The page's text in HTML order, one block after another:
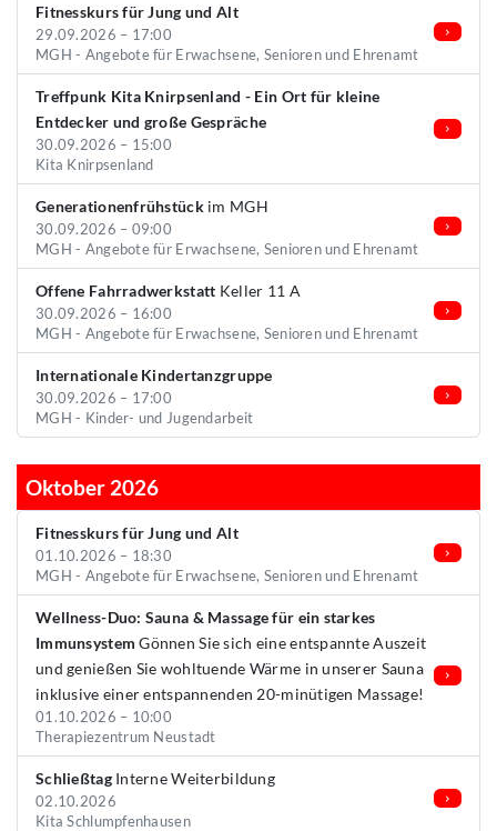
Fitnesskurs für Jung und Alt
29.09.2026 – 17:00
MGH - Angebote für Erwachsene, Senioren und Ehrenamt
Treffpunk Kita Knirpsenland - Ein Ort für kleine
Entdecker und große Gespräche
30.09.2026 – 15:00
Kita Knirpsenland
Generationenfrühstückim MGH
30.09.2026 – 09:00
MGH - Angebote für Erwachsene, Senioren und Ehrenamt
Offene Fahrradwerkstatt Keller 11 A
30.09.2026 – 16:00
MGH - Angebote für Erwachsene, Senioren und Ehrenamt
Internationale Kindertanzgruppe
30.09.2026 – 17:00
MGH - Kinder- und Jugendarbeit
Oktober 2026
Fitnesskurs für Jung und Alt
01.10.2026 – 18:30
MGH - Angebote für Erwachsene, Senioren und Ehrenamt
Wellness-Duo: Sauna & Massage für ein starkes
Immunsystem Gönnen Sie sich eine entspannte Auszeit
und genießen Sie wohltuende Wärme in unserer Sauna
inklusive einer entspannenden 20-minütigen Massage!
01.10.2026 – 10:00
Therapiezentrum Neustadt
SchließtagInterne Weiterbildung
02.10.2026
Kita Schlumpfenhausen